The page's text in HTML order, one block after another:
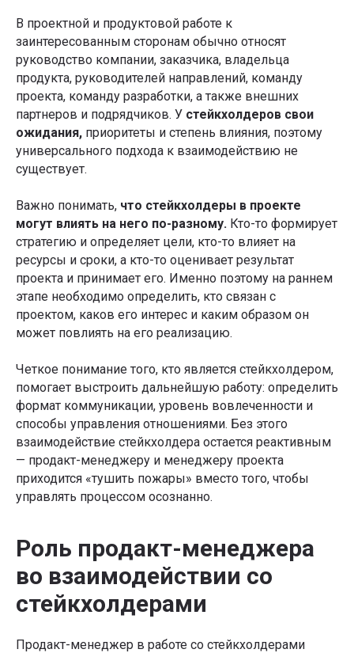
В проектной и продуктовой работе к
заинтересованным сторонам обычно относят
руководство компании, заказчика, владельца
продукта, руководителей направлений, команду
проекта, команду разработки, а также внешних
партнеров и подрядчиков. У стейкхолдеров свои
ожидания, приоритеты и степень влияния, поэтому
универсального подхода к взаимодействию не
существует.
Важно понимать, что стейкхолдеры в проекте
могут влиять на него по-разному. Кто-то формирует
стратегию и определяет цели, кто-то влияет на
ресурсы и сроки, а кто-то оценивает результат
проекта и принимает его. Именно поэтому на раннем
этапе необходимо определить, кто связан с
проектом, каков его интерес и каким образом он
может повлиять на его реализацию.
Четкое понимание того, кто является стейкхолдером,
помогает выстроить дальнейшую работу: определить
формат коммуникации, уровень вовлеченности и
способы управления отношениями. Без этого
взаимодействие стейкхолдера остается реактивным
— продакт-менеджеру и менеджеру проекта
приходится «тушить пожары» вместо того, чтобы
управлять процессом осознанно.
Роль продакт-менеджера
во взаимодействии со
стейкхолдерами
Продакт-менеджер в работе со стейкхолдерами